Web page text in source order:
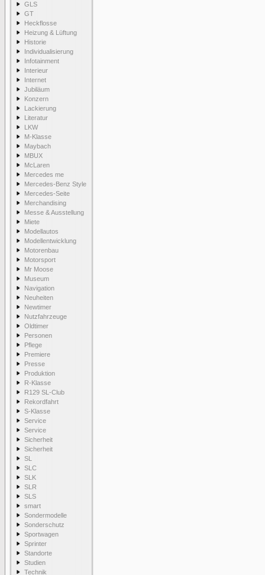
GLS
GT
Heckflosse
Heizung & Lüftung
Historie
Individualisierung
Infotainment
Interieur
Internet
Jubiläum
Konzern
Lackierung
Literatur
LKW
M-Klasse
Maybach
MBUX
McLaren
Mercedes me
Mercedes-Benz Style
Mercedes-Seite
Merchandising
Messe & Ausstellung
Miete
Modellautos
Modellentwicklung
Motorenbau
Motorsport
Mr Moose
Museum
Navigation
Neuheiten
Newtimer
Nutzfahrzeuge
Oldtimer
Personen
Pflege
Premiere
Presse
Produktion
R-Klasse
R129 SL-Club
Rekordfahrt
S-Klasse
Service
Service
Sicherheit
Sicherheit
SL
SLC
SLK
SLR
SLS
smart
Sondermodelle
Sonderschutz
Sportwagen
Sprinter
Standorte
Studien
Technik